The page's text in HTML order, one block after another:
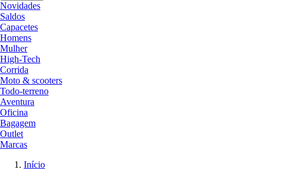
Novidades
Saldos
Capacetes
Homens
Mulher
High-Tech
Corrida
Moto & scooters
Todo-terreno
Aventura
Oficina
Bagagem
Outlet
Marcas
Início